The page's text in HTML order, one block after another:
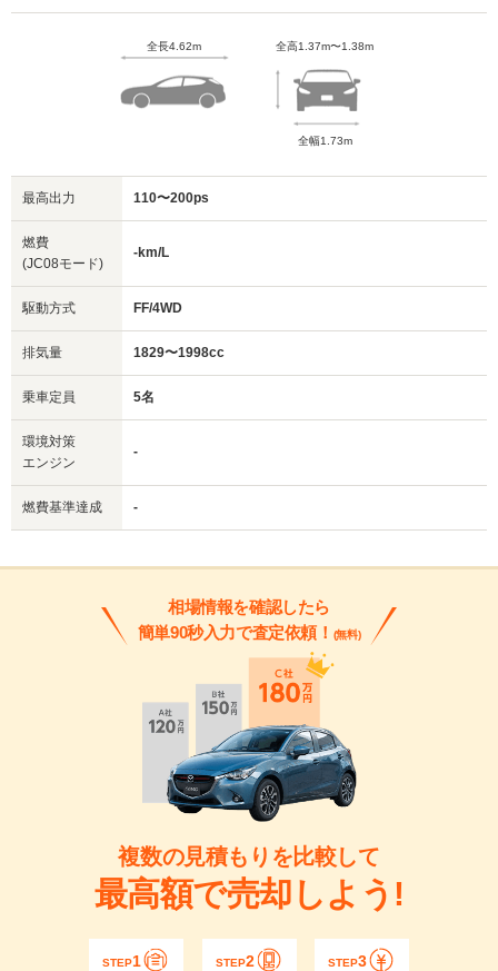
全長4.62m 全高1.37m〜1.38m
全幅1.73m
最高出力 110〜200ps
燃費
(JC08モード)
-km/L
駆動方式 FF/4WD
排気量 1829〜1998cc
乗車定員 5名
環境対策
エンジン
-
燃費基準達成 -
相場情報を確認したら
簡単90秒入力で査定依頼！ (無料)
複数の見積もりを比較して
最高額で売却しよう!
STEP1 STEP2 STEP3